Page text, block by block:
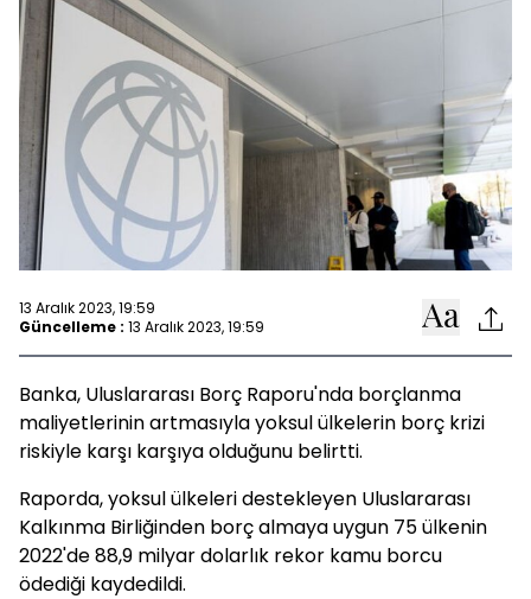
13 Aralık 2023, 19:59
Güncelleme : 13 Aralık 2023, 19:59
Banka, Uluslararası Borç Raporu'nda borçlanma
maliyetlerinin artmasıyla yoksul ülkelerin borç krizi
riskiyle karşı karşıya olduğunu belirtti.
Raporda, yoksul ülkeleri destekleyen Uluslararası
Kalkınma Birliğinden borç almaya uygun 75 ülkenin
2022'de 88,9 milyar dolarlık rekor kamu borcu
ödediği kaydedildi.